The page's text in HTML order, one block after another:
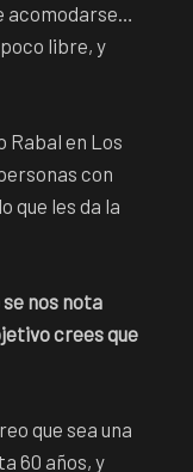
libre, y
Rabal en Los
con
que les da la
nos nota
crees que
que sea una
60 años, y